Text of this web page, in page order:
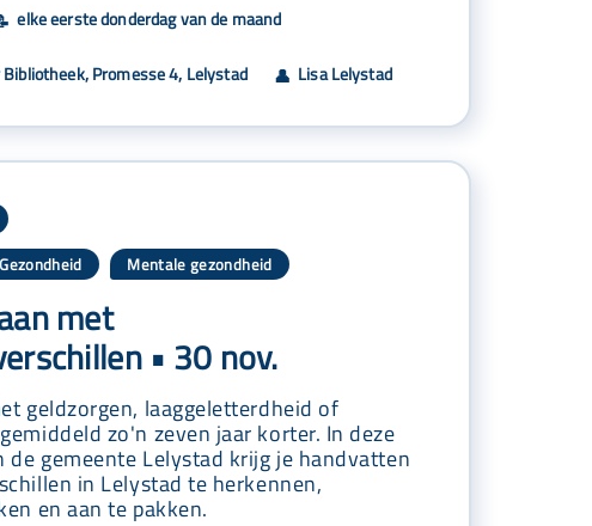
elke eerste donderdag van de maand
Promesse 4, Lelystad 👤 Lisa Lelystad
Gezondheid , Mentale gezondheid
met
• 30 nov.
geldzorgen, laaggeletterdheid of
zo'n zeven jaar korter. In deze
de gemeente Lelystad krijg je handvatten
in Lelystad te herkennen,
en aan te pakken.